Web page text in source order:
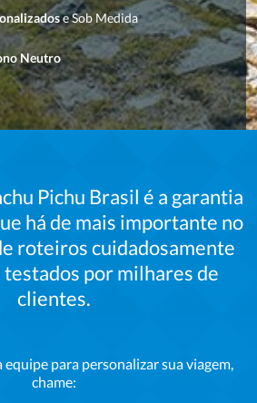
e Sob Medida
Neutro
Pichu Brasil é a garantia
há de mais importante no
roteiros cuidadosamente
por milhares de
clientes.
equipe para personalizar sua viagem,
chame: